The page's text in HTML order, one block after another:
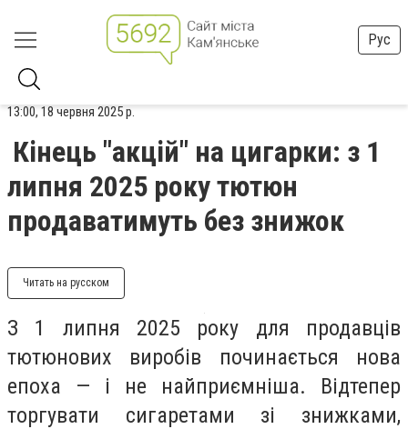
Рус
13:00, 18 червня 2025 р.
Кінець "акцій" на цигарки: з 1
липня 2025 року тютюн
продаватимуть без знижок
Читать на русском
З 1 липня 2025 року для продавців
тютюнових виробів починається нова
епоха — і не найприємніша. Відтепер
торгувати сигаретами зі знижками,